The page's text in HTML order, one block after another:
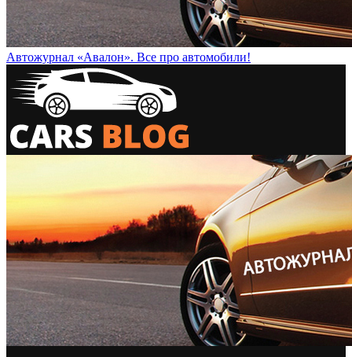
Автожурнал «Авалон». Все про автомобили!